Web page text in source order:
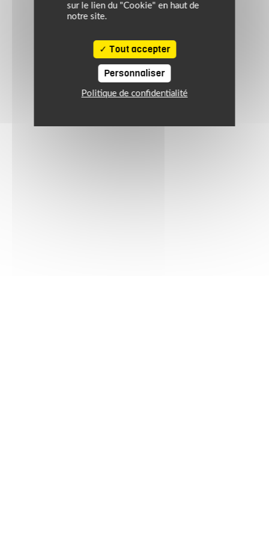
sur le lien du "Cookie" en haut de
notre site.
Tout accepter
Personnaliser
Politique de confidentialité